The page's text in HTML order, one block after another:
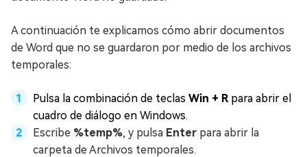
A continuación te explicamos cómo abrir documentos
de Word que no se guardaron por medio de los archivos
temporales:
Pulsa la combinación de teclas Win + Rpara abrir el
cuadro de diálogo en Windows.
Escribe %temp%, y pulsa Enter para abrir la
carpeta de Archivos temporales.